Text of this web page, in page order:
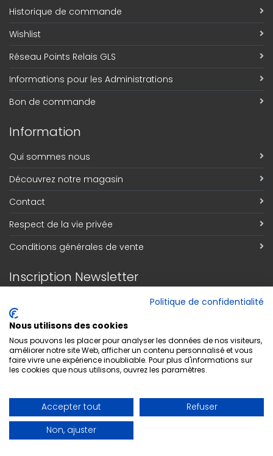
Historique de commande
Wishlist
Réseau Points Relais GLS
Informations pour les Administrations
Bon de commande
Information
Qui sommes nous
Découvrez notre magasin
Contact
Respect de la vie privée
Conditions générales de vente
Inscription Newsletter
S'abonner
Politique de confidentialité
Nous utilisons des cookies
Nous pouvons les placer pour analyser les données de nos visiteurs,
améliorer notre site Web, afficher un contenu personnalisé et vous
faire vivre une expérience inoubliable. Pour plus d'informations sur
les cookies que nous utilisons, ouvrez les paramètres.
Accepter tout
Refuser
Non, ajuster